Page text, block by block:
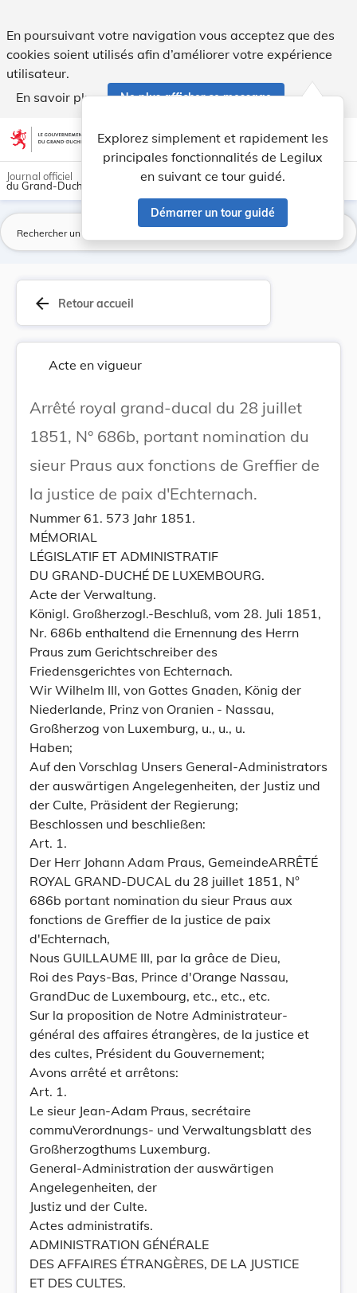
En poursuivant votre navigation vous acceptez que des
cookies soient utilisés afin d’améliorer votre expérience
utilisateur.
En savoir plus
Ne plus afficher ce message
Aller au contenu account_circle help Aide
Explorez simplement et rapidement les
principales fonctionnalités de Legilux
en suivant ce tour guidé.
Démarrer un tour guidé
light_mode dark_mode
Journal officiel
du Grand-Duché de Luxembourg
arrow_back Retour accueil
Acte en vigueur
Arrêté royal grand-ducal du 28 juillet
1851, N° 686b, portant nomination du
sieur Praus aux fonctions de Greffier de
la justice de paix d'Echternach.
Nummer 61. 573 Jahr 1851.
MÉMORIAL
LÉGISLATIF ET ADMINISTRATIF
DU GRAND-DUCHÉ DE LUXEMBOURG.
Acte der Verwaltung.
Königl. Großherzogl.-Beschluß, vom 28. Juli 1851,
Nr. 686b enthaltend die Ernennung des Herrn
Praus zum Gerichtschreiber des
Friedensgerichtes von Echternach.
Wir Wilhelm III, von Gottes Gnaden, König der
Niederlande, Prinz von Oranien - Nassau,
Großherzog von Luxemburg, u., u., u.
Haben;
Auf den Vorschlag Unsers General-Administrators
der auswärtigen Angelegenheiten, der Justiz und
der Culte, Präsident der Regierung;
Beschlossen und beschließen:
Art. 1.
Der Herr Johann Adam Praus, GemeindeARRÊTÉ
ROYAL GRAND-DUCAL du 28 juillet 1851, N°
686b portant nomination du sieur Praus aux
fonctions de Greffier de la justice de paix
d'Echternach,
Nous GUILLAUME III, par la grâce de Dieu,
Roi des Pays-Bas, Prince d'Orange Nassau,
GrandDuc de Luxembourg, etc., etc., etc.
Sur la proposition de Notre Administrateur-
général des affaires étrangères, de la justice et
des cultes, Président du Gouvernement;
Avons arrêté et arrêtons:
Art. 1.
Le sieur Jean-Adam Praus, secrétaire
commuVerordnungs- und Verwaltungsblatt des
Großherzogthums Luxemburg.
General-Administration der auswärtigen
Angelegenheiten, der
Justiz und der Culte.
Actes administratifs.
ADMINISTRATION GÉNÉRALE
DES AFFAIRES ÉTRANGÈRES, DE LA JUSTICE
ET DES CULTES.